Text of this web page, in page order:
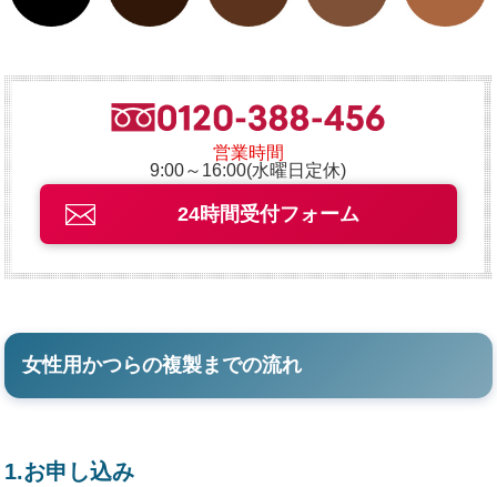
営業時間
9:00～16:00(水曜日定休)
24時間受付フォーム
女性用かつらの複製までの流れ
1.お申し込み